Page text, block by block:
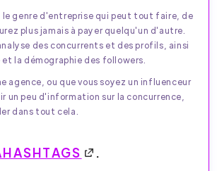
le genre d'entreprise qui peut tout faire, de
plus jamais à payer quelqu'un d'autre.
des concurrents et des profils, ainsi
la démographie des followers.
agence, ou que vous soyez un influenceur
un peu d'information sur la concurrence,
dans tout cela.
.